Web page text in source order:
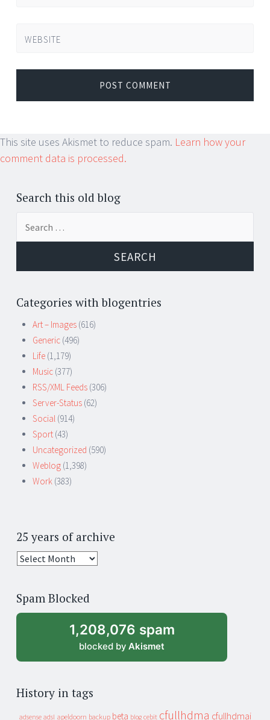
WEBSITE
This site uses Akismet to reduce spam. Learn how your
comment data is processed.
Search this old blog
Categories with blogentries
Art – Images (616)
Generic (496)
Life (1,179)
Music (377)
RSS/XML Feeds (306)
Server-Status (62)
Social (914)
Sport (43)
Uncategorized (590)
Weblog (1,398)
Work (383)
25 years of archive
25
archive
Spam Blocked
1,208,076 spam
blocked by Akismet
History in tags
adsense adsl apeldoorn backup beta blog cebit cfullhdma cfullhdmai